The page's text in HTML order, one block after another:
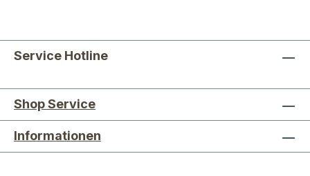
Service Hotline
Shop Service
Informationen